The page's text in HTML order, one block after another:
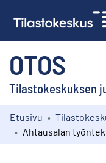
OTOS
Tilastokeskuksen
Kokoelmat
Etusivu